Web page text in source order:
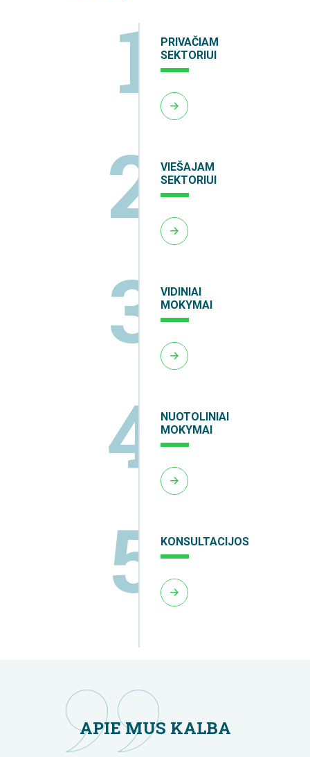
1
PRIVAČIAM
SEKTORIUI
2
VIEŠAJAM
SEKTORIUI
3
VIDINIAI
MOKYMAI
4
NUOTOLINIAI
MOKYMAI
5 KONSULTACIJOS
APIE MUS KALBA